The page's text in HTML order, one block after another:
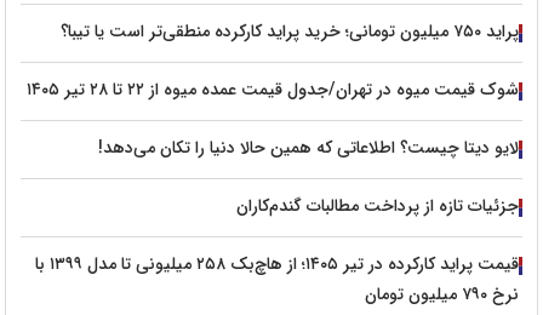
پراید ۷۵۰ میلیون تومانی؛ خرید پراید کارکرده منطقی‌تر است یا تیبا؟
شوک قیمت میوه در تهران/جدول قیمت عمده میوه از ۲۲ تا ۲۸ تیر ۱۴۰۵
لایو دیتا چیست؟ اطلاعاتی که همین حالا دنیا را تکان می‌دهد!
جزئیات تازه از پرداخت مطالبات گندم‌کاران
قیمت پراید کارکرده در تیر ۱۴۰۵؛ از هاچ‌بک ۲۵۸ میلیونی تا مدل ۱۳۹۹ با
نرخ ۷۹۰ میلیون تومان